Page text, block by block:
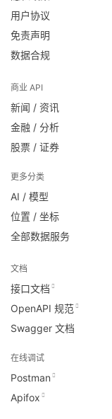
用户协议
免责声明
数据合规
商业 API
新闻 / 资讯
金融 / 分析
股票 / 证券
更多分类
AI / 模型
位置 / 坐标
全部数据服务
文档
接口文档
OpenAPI 规范
Swagger 文档
在线调试
Postman
Apifox